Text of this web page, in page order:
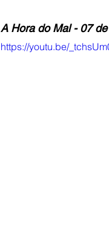
A Hora do Mal - 07
https://youtu.be/